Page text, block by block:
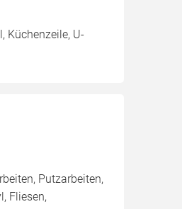
Küchenzeile, U-
Putzarbeiten,
Fliesen,